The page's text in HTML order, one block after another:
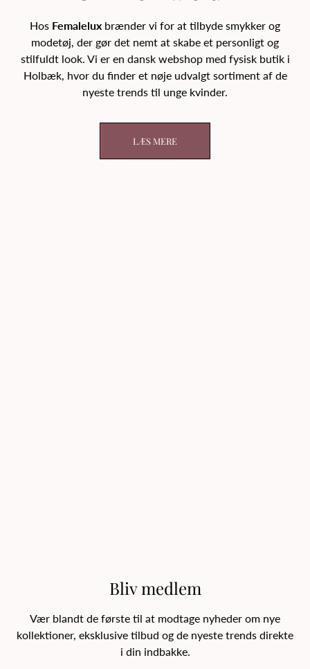
Hos Femalelux brænder vi for at tilbyde smykker og
modetøj, der gør det nemt at skabe et personligt og
stilfuldt look. Vi er en dansk webshop med fysisk butik i
Holbæk, hvor du finder et nøje udvalgt sortiment af de
nyeste trends til unge kvinder.
LÆS MERE
Bliv medlem
Vær blandt de første til at modtage nyheder om nye
kollektioner, eksklusive tilbud og de nyeste trends direkte
i din indbakke.